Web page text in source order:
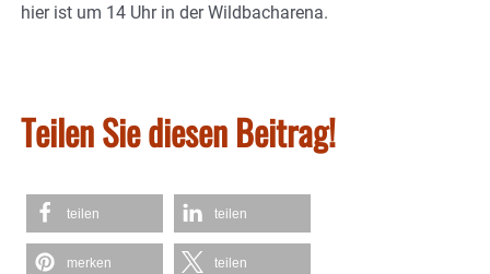
hier ist um 14 Uhr in der Wildbacharena.
Teilen Sie diesen Beitrag!
teilen teilen
merken teilen